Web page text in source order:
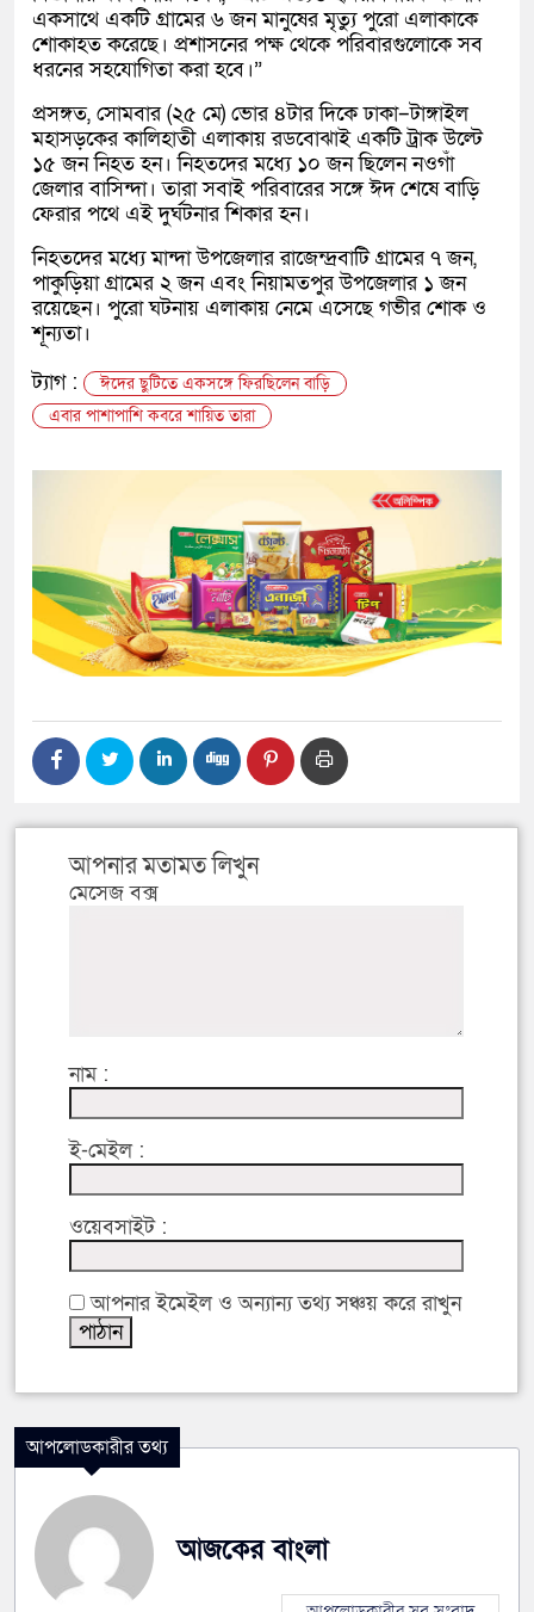
একসাথে একটি গ্রামের ৬ জন মানুষের মৃত্যু পুরো এলাকাকে
শোকাহত করেছে। প্রশাসনের পক্ষ থেকে পরিবারগুলোকে সব
ধরনের সহযোগিতা করা হবে।”
প্রসঙ্গত, সোমবার (২৫ মে) ভোর ৪টার দিকে ঢাকা–টাঙ্গাইল
মহাসড়কের কালিহাতী এলাকায় রডবোঝাই একটি ট্রাক উল্টে
১৫ জন নিহত হন। নিহতদের মধ্যে ১০ জন ছিলেন নওগাঁ
জেলার বাসিন্দা। তারা সবাই পরিবারের সঙ্গে ঈদ শেষে বাড়ি
ফেরার পথে এই দুর্ঘটনার শিকার হন।
নিহতদের মধ্যে মান্দা উপজেলার রাজেন্দ্রবাটি গ্রামের ৭ জন,
পাকুড়িয়া গ্রামের ২ জন এবং নিয়ামতপুর উপজেলার ১ জন
রয়েছেন। পুরো ঘটনায় এলাকায় নেমে এসেছে গভীর শোক ও
শূন্যতা।
ট্যাগ :
ঈদের ছুটিতে একসঙ্গে ফিরছিলেন বাড়ি
এবার পাশাপাশি কবরে শায়িত তারা
আপনার মতামত লিখুন
মেসেজ বক্স
নাম :
ই-মেইল :
ওয়েবসাইট :
আপনার ইমেইল ও অন্যান্য তথ্য সঞ্চয় করে রাখুন
আপলোডকারীর তথ্য
আজকের বাংলা